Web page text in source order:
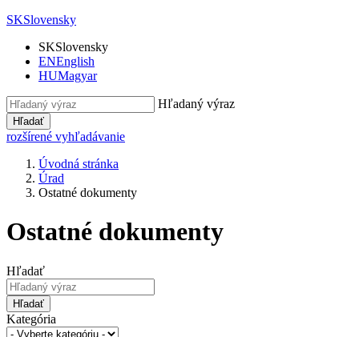
SKSlovensky
SKSlovensky
ENEnglish
HUMagyar
Hľadaný výraz
Hľadať
rozšírené vyhľadávanie
Úvodná stránka
Úrad
Ostatné dokumenty
Ostatné dokumenty
Hľadať
Hľadať
Kategória